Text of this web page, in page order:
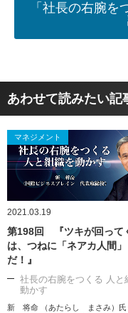
「社長の右腕
あわせて読みたい記
マネジメント
2021.03.19
第198回 『ツキが回って
は、つねに「ネアカ人間」
だ！』
社長の右腕をつくる 人と
動かす
新 将命 （あたらし まさみ）氏